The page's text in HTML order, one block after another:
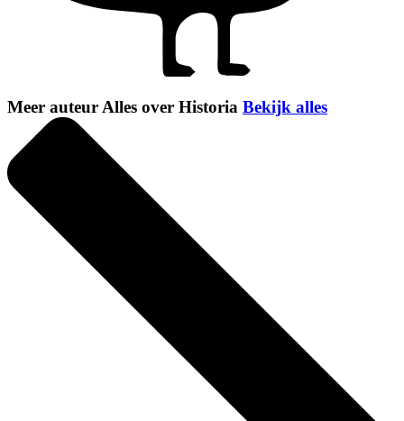
Meer auteur Alles over Historia Bekijk alles